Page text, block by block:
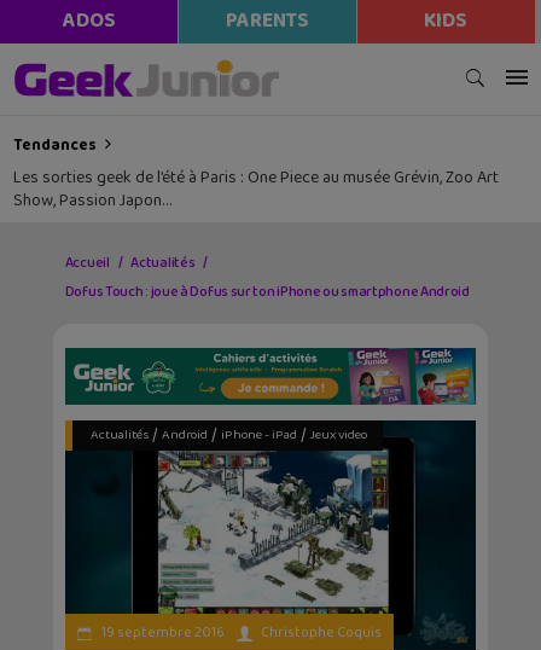
ADOS PARENTS KIDS
Tendances
Les sorties geek de l’été à Paris : One Piece au musée Grévin, Zoo Art
Show, Passion Japon…
Accueil
Actualités
Dofus Touch : joue à Dofus sur ton iPhone ou smartphone Android
Actualités/ Android / iPhone - iPad / Jeux video
19 septembre 2016 Christophe Coquis